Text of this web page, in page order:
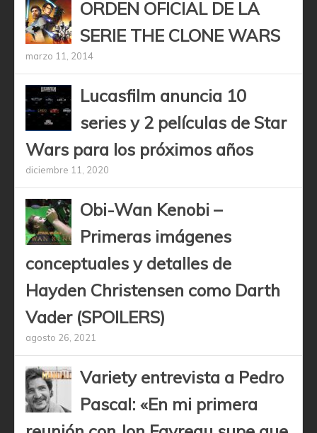
ORDEN OFICIAL DE LA
SERIE THE CLONE WARS
marzo 11, 2014
Lucasfilm anuncia 10
series y 2 películas de Star
Wars para los próximos años
diciembre 11, 2020
Obi-Wan Kenobi –
Primeras imágenes
conceptuales y detalles de
Hayden Christensen como Darth
Vader (SPOILERS)
agosto 26, 2021
Variety entrevista a Pedro
Pascal: «En mi primera